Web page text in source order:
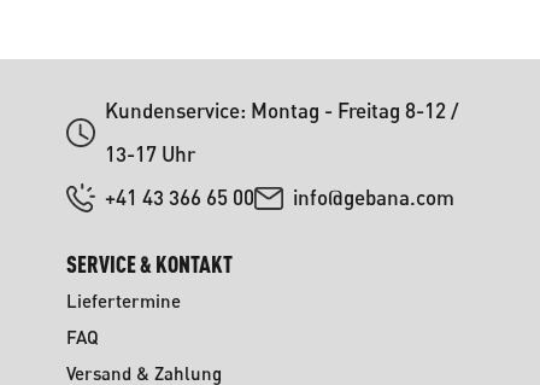
Kundenservice: Montag - Freitag 8-12 /
13-17 Uhr
+41 43 366 65 00
info@gebana.com
SERVICE & KONTAKT
Liefertermine
FAQ
Versand & Zahlung